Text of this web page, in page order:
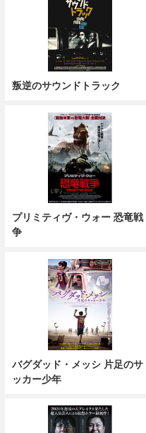
叛逆のサウンドトラック
プリミティヴ・ウォー 恐竜戦
争
バグダッド・メッシ 片足のサ
ッカー少年